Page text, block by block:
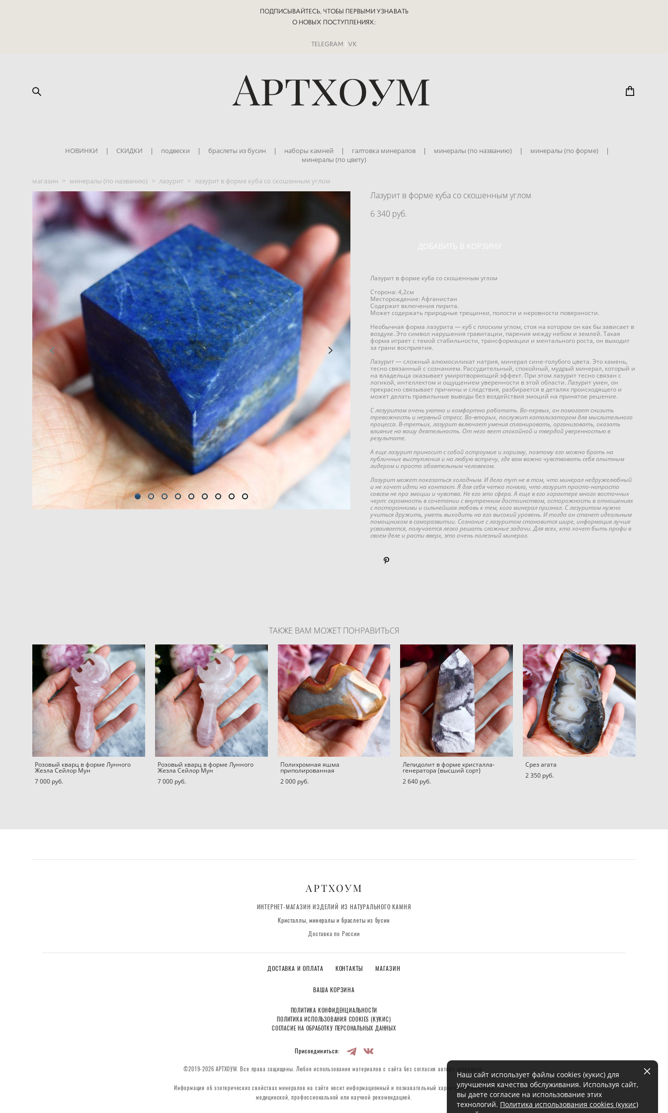
ПОДПИСЫВАЙТЕСЬ, ЧТОБЫ ПЕРВЫМИ УЗНАВАТЬ
О НОВЫХ ПОСТУПЛЕНИЯХ:
TELEGRAM | VK
НОВИНКИ | СКИДКИ | подвески | браслеты из бусин | наборы камней | галтовка минералов | минералы (по названию) | минералы (по форме)
|
минералы (по цвету)
магазин > минералы (по названию) > лазурит > лазурит в форме куба со скошенным углом
Лазурит в форме куба со скошенным углом
6 340 pуб.
ДОБАВИТЬ В КОРЗИНУ
Лазурит в форме куба со скошенным углом
Сторона: 4,2см
Месторождение: Афганистан
Содержит включения пирита.
Может содержать природные трещинки, полости и неровности поверхности.
Необычная форма лазурита — куб с плоским углом, стоя на котором он как бы зависает в
воздухе. Это символ нарушения гравитации, парения между небом и землей. Такая
форма играет с темой стабильности, трансформации и ментального роста, он выходит
за грани восприятия.
Лазурит — сложный алюмосиликат натрия, минерал сине-голубого цвета. Это камень,
тесно связанный с сознанием. Рассудительный, спокойный, мудрый минерал, который и
на владельца оказывает умиротворяющий эффект. При этом лазурит тесно связан с
логикой, интеллектом и ощущением уверенности в этой области. Лазурит умен, он
прекрасно связывает причины и следствия, разбирается в деталях происходящего и
может делать правильные выводы без воздействия эмоций на принятое решение.
С лазуритом очень уютно и комфортно работать. Во-первых, он помогает снизить
тревожность и нервный стресс. Во-вторых, послужит катализатором для мыслительного
процесса. В-третьих, лазурит включает умения спланировать, организовать, оказать
влияние на вашу деятельность. От него веет спокойной и твердой уверенностью в
результате.
А еще лазурит приносит с собой остроумие и харизму, поэтому его можно брать на
публичные выступления и на любую встречу, где вам важно чувствовать себя опытным
лидером и просто обаятельным человеком.
Лазурит может показаться холодным. И дело тут не в том, что минерал недружелюбный
и не хочет идти на контакт. Я для себя четко поняла, что лазурит просто-напросто
совсем не про эмоции и чувства. Не его это сфера. А еще в его характере много восточных
черт: скромность в сочетании с внутренним достоинством, осторожность в отношениях
с посторонними и сильнейшая любовь к тем, кого минерал признал. С лазуритом нужно
учиться дружить, уметь выходить на его высокий уровень. И тогда он станет идеальным
помощником в саморазвитии. Сознание с лазуритом становится шире, информация лучше
усваивается, получается легко решать сложные задачи. Для всех, кто хочет быть профи в
своем деле и расти вверх, это очень полезный минерал.
ТАКЖЕ ВАМ МОЖЕТ ПОНРАВИТЬСЯ
Розовый кварц в форме Лунного
Жезла Сейлор Мун
7 000 pуб.
Розовый кварц в форме Лунного
Жезла Сейлор Мун
7 000 pуб.
Полихромная яшма
приполированная
2 000 pуб.
Лепидолит в форме кристалла-
генератора (высший сорт)
2 640 pуб.
Срез агата
2 350 pуб.
АРТХОУМ
ИНТЕРНЕТ-МАГАЗИН ИЗДЕЛИЙ ИЗ НАТУРАЛЬНОГО КАМНЯ
Кристаллы, минералы и браслеты из бусин
Доставка по России
ДОСТАВКА И ОПЛАТА КОНТАКТЫ МАГАЗИН
ВАША КОРЗИНА
ПОЛИТИКА КОНФИДЕНЦИАЛЬНОСТИ
ПОЛИТИКА ИСПОЛЬЗОВАНИЯ COOKIES (КУКИС)
СОГЛАСИЕ НА ОБРАБОТКУ ПЕРСОНАЛЬНЫХ ДАННЫХ
Присоединиться:
©2019-2026 АРТХОУМ. Все права защищены. Любое использование материалов с сайта без согласия автора запрещено.
Информация об эзотерических свойствах минералов на сайте носит информационный и познавательный характер, не является
медицинской, профессиональной или научной рекомендацией.
Наш сайт использует файлы cookies (кукис) для
улучшения качества обслуживания. Используя сайт,
вы даете согласие на использование этих
технологий. Политика использования cookies (кукис)